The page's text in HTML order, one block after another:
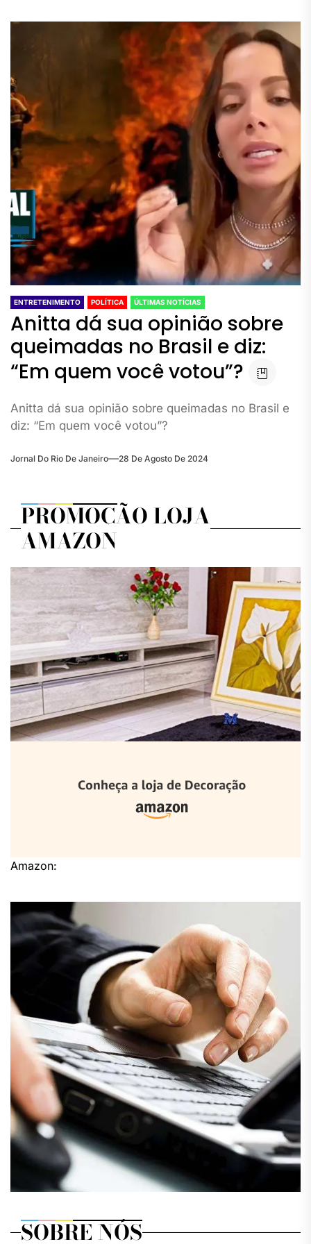
ENTRETENIMENTO POLÍTICA ÚLTIMAS NOTÍCIAS
Anitta dá sua opinião sobre
queimadas no Brasil e diz:
“Em quem você votou”?
Anitta dá sua opinião sobre queimadas no Brasil e
diz: “Em quem você votou”?
Jornal Do Rio De Janeiro 28 De Agosto De 2024
PROMOÇÃO LOJA
AMAZON
Amazon:
SOBRE NÓS